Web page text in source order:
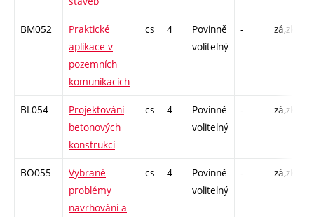
BM052
Praktické
aplikace v
pozemních
komunikacích
cs 4
Povinně
volitelný
- zá,zk
BL054
Projektování
betonových
konstrukcí
cs 4
Povinně
volitelný
- zá,zk
BO055
Vybrané
problémy
navrhování a
cs 4
Povinně
volitelný
- zá,zk